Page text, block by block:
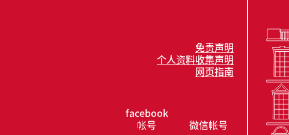
免责声明
个人资料收集声明
网页指南
facebook
帐号
微信帐号